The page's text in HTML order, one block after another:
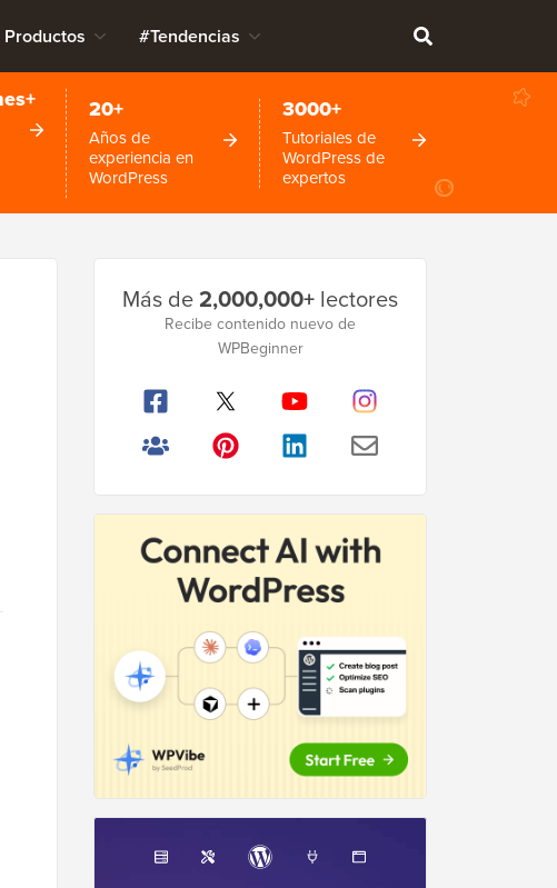
Productos #Tendencias
20+
Años de
experiencia en
WordPress
3000+
Tutoriales de
WordPress de
expertos
lateral
Más de2,000,000+ lectores
Recibe contenido nuevo de
WPBeginner